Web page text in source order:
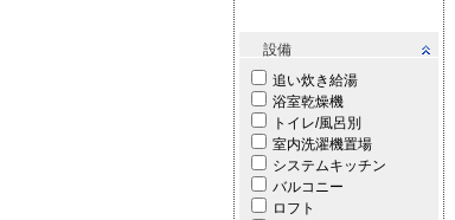
設備
追い炊き給湯
浴室乾燥機
トイレ/風呂別
室内洗濯機置場
システムキッチン
バルコニー
ロフト